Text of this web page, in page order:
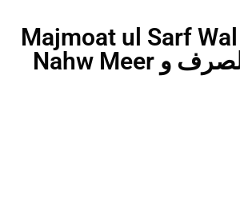
Majmoat ul Sarf
Nahw Meer مجموعۃ الصرف والنحو پشتو شرح ارشاد الصرف و